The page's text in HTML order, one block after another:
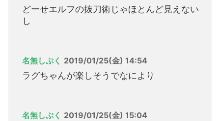
どーせエルフの抜刀術じゃほとんど見えない
し
名無しぷく 2019/01/25(金) 14:54
ラグちゃんが楽しそうでなにより
名無しぷく 2019/01/25(金) 15:04